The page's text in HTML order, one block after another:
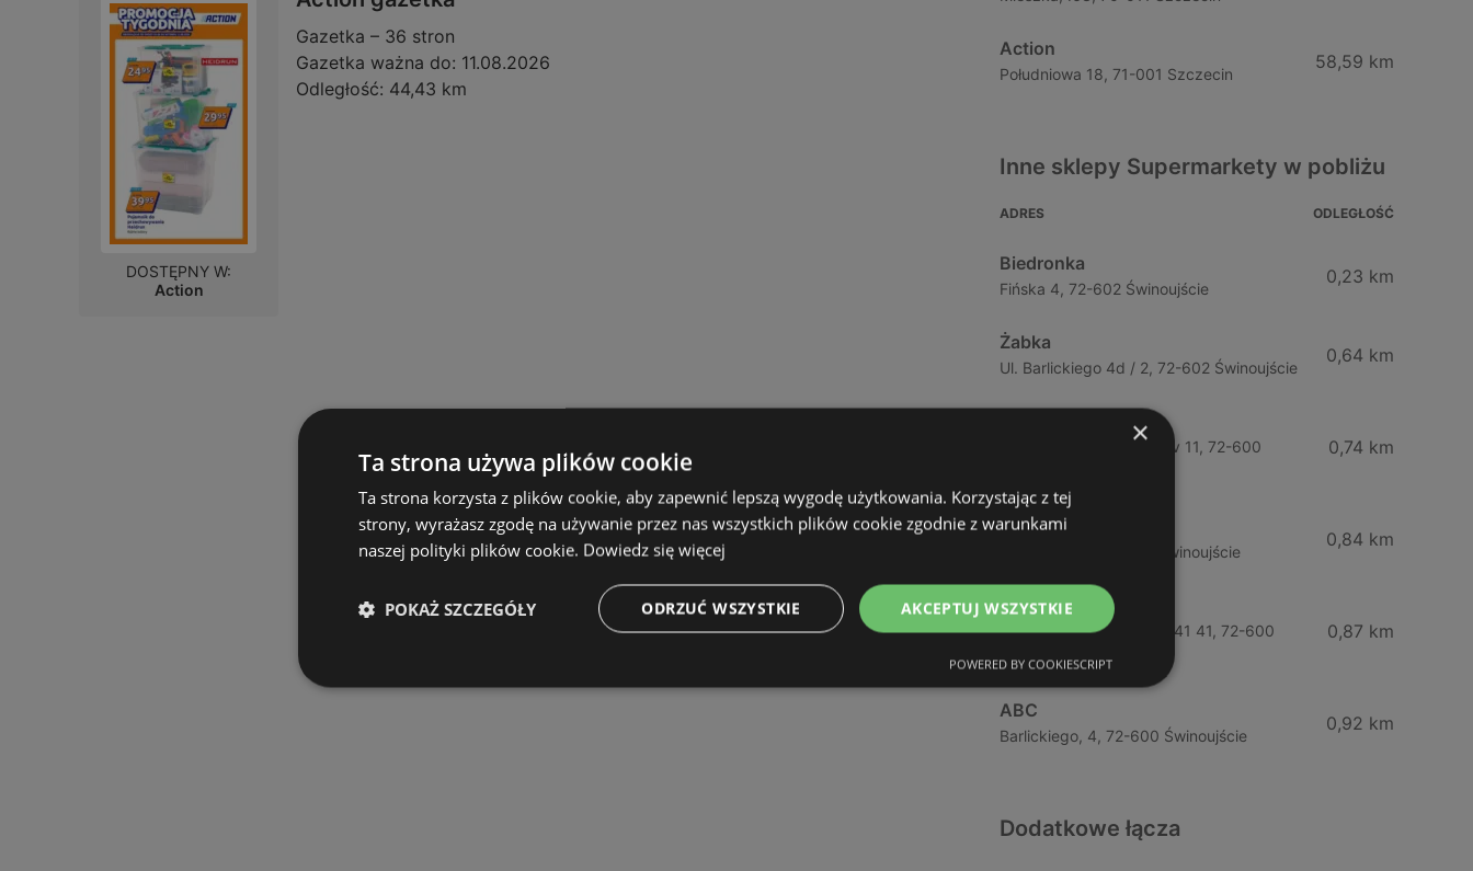
Gazetka – 36 stron
Gazetka ważna do: 11.08.2026
Odległość: 44,43 km
DOSTĘPNY W:
Action
Action
Południowa 18, 71-001 Szczecin
58,59 km
Inne sklepy Supermarkety w pobliżu
ADRES ODLEGŁOŚĆ
Biedronka
Fińska 4, 72-602 Świnoujście
0,23 km
Żabka
Ul. Barlickiego 4d / 2, 72-602 Świnoujście
0,64 km
Wybrzeze Władysława Iv 11, 72-600
0,74 km
Biedronka
Chrobrego 9, 72-600 Świnoujście
0,84 km
Lidl
Ul. Bohaterów Września 41 41, 72-600
Świnoujście
0,87 km
ABC
Barlickiego, 4, 72-600 Świnoujście
0,92 km
Dodatkowe łącza
×
Ta strona używa plików cookie
Ta strona korzysta z plików cookie, aby zapewnić lepszą wygodę użytkowania. Korzystając z tej
strony, wyrażasz zgodę na używanie przez nas wszystkich plików cookie zgodnie z warunkami
naszej polityki plików cookie. Dowiedz się więcej
AKCEPTUJ WSZYSTKIE
ODRZUĆ WSZYSTKIE
POKAŻ SZCZEGÓŁY
POWERED BY COOKIESCRIPT